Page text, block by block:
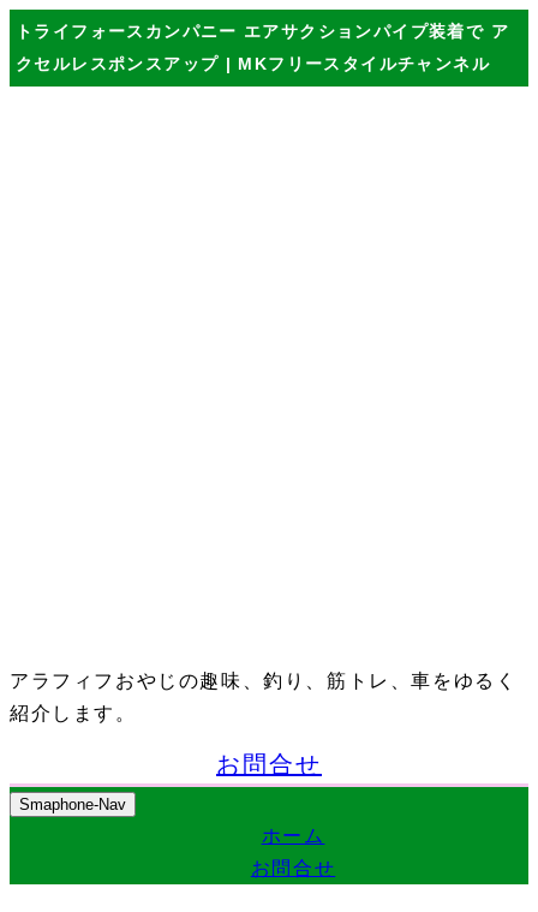
トライフォースカンパニー エアサクションパイプ装着で ア
クセルレスポンスアップ | MKフリースタイルチャンネル
アラフィフおやじの趣味、釣り、筋トレ、車をゆるく
紹介します。
お問合せ
Smaphone-Nav
ホーム
お問合せ